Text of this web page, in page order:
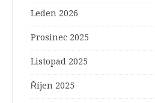
Leden 2026
Prosinec 2025
Listopad 2025
Říjen 2025